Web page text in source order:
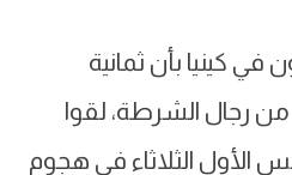
كينيا بأن ثمانية
رجال الشرطة، لقوا
الثلاثاء في هجوم